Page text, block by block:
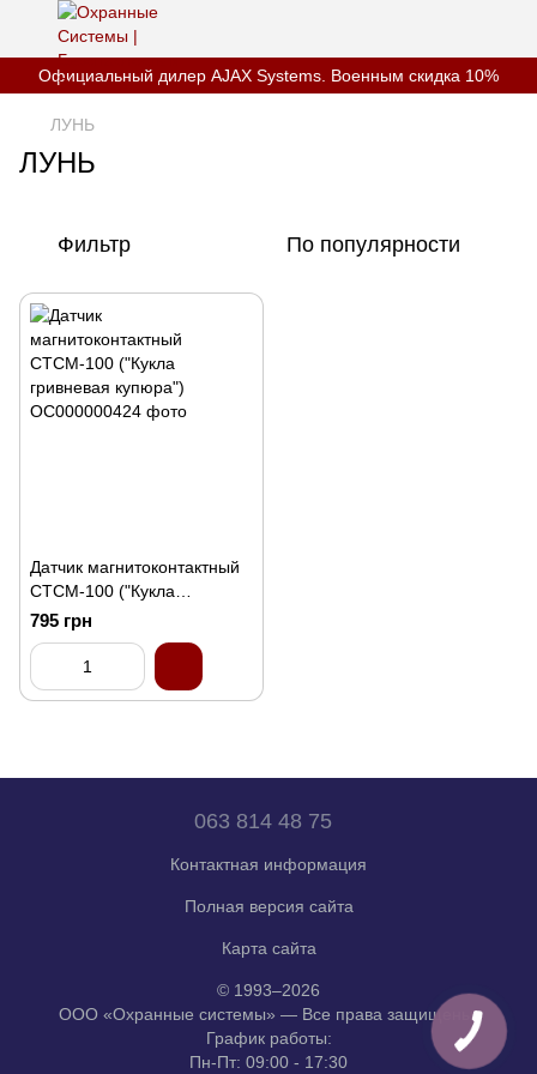
Официальный дилер AJAX Systems. Военным скидка 10%
ЛУНЬ
ЛУНЬ
Фильтр По популярности
Датчик магнитоконтактный
СТСМ-100 ("Кукла
гривневая купюра")
795 грн
063 814 48 75
Контактная информация
Полная версия сайта
Карта сайта
© 1993–2026
ООО «Охранные системы» — Все права защищены.
График работы:
Пн-Пт: 09:00 - 17:30